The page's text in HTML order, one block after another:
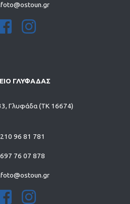
ΓΛΥΦΑΔΑΣ
Γλυφάδα (ΤΚ 16674)
210 96 81 781
697 76 07 878